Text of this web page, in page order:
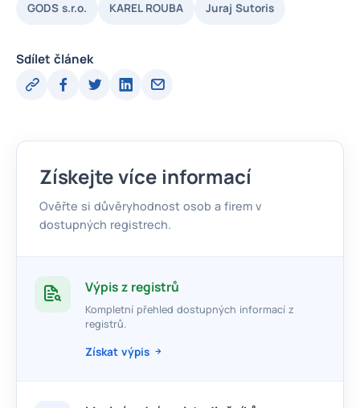
GODS s.r.o. KAREL ROUBA Juraj Sutoris
Sdílet článek
Získejte více informací
Ověřte si důvěryhodnost osob a firem v
dostupných registrech.
Výpis z registrů
Kompletní přehled dostupných informací z
registrů.
Získat výpis